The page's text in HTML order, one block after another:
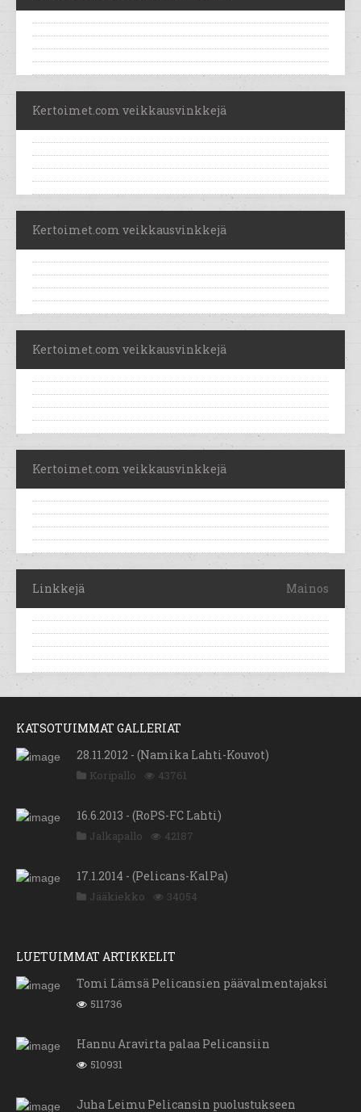
Kertoimet.com veikkausvinkkejä
Kertoimet.com veikkausvinkkejä
Kertoimet.com veikkausvinkkejä
Kertoimet.com veikkausvinkkejä
Linkkejä Mainos
KATSOTUIMMAT GALLERIAT
28.11.2012 - (Namika Lahti-Kouvot)
Koripallo 43761
16.6.2013 - (RoPS-FC Lahti)
Jalkapallo 42187
17.1.2014 - (Pelicans-KalPa)
Jääkiekko 34054
LUETUIMMAT ARTIKKELIT
Tomi Lämsä Pelicansien päävalmentajaksi
511736
Hannu Aravirta palaa Pelicansiin
510931
Juha Leimu Pelicansin puolustukseen